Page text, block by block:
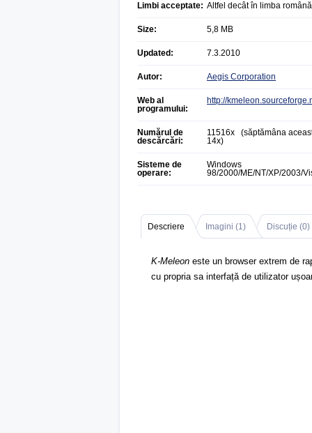
Limbi acceptate: Altfel decât în limba română
Size: 5,8 MB
Updated: 7.3.2010
Autor: Aegis Corporation
Web al
programului:
http://
Numărul de
descărcări:
11516x (săptămâna
14x)
Sisteme de
operare:
Windows
98/2000/ME/NT/XP/2003/
Descriere Imagini (1) Discuție (0)
K-Meleon este un browser extrem de
cu propria sa interfață de utilizator